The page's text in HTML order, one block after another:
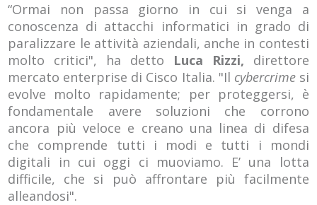
“Ormai non passa giorno in cui si venga a
conoscenza di attacchi informatici in grado di
paralizzare le attività aziendali, anche in contesti
molto critici", ha detto Luca Rizzi, direttore
mercato enterprise di Cisco Italia. "Il cybercrime si
evolve molto rapidamente; per proteggersi, è
fondamentale avere soluzioni che corrono
ancora più veloce e creano una linea di difesa
che comprende tutti i modi e tutti i mondi
digitali in cui oggi ci muoviamo. E’ una lotta
difficile, che si può affrontare più facilmente
alleandosi".